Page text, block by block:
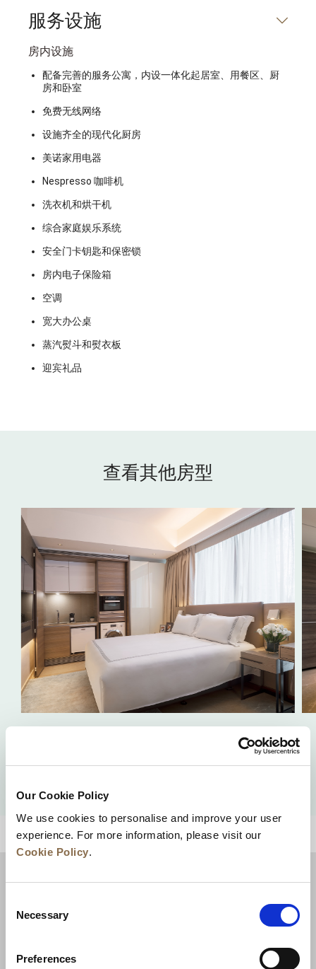
Our Cookie Policy
We use cookies to personalise and improve your user
experience. For more information, please visit our
Cookie Policy.
Selection
Necessary
Preferences
服务设施
房内设施
配备完善的服务公寓，内设一体化起居室、用餐区、厨
房和卧室
免费无线网络
设施齐全的现代化厨房
美诺家用电器
Nespresso 咖啡机
洗衣机和烘干机
综合家庭娱乐系统
安全门卡钥匙和保密锁
房内电子保险箱
空调
宽大办公桌
蒸汽熨斗和熨衣板
迎宾礼品
查看其他房型